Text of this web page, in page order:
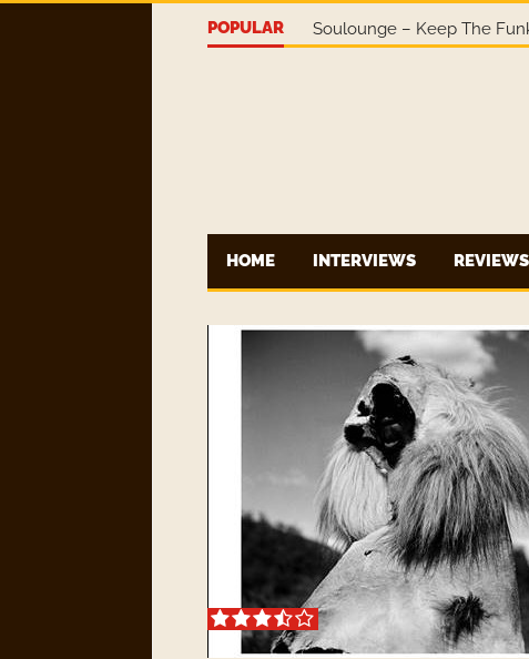
POPULAR Soulounge – Keep The
HOME INTERVIEWS REVIEWS